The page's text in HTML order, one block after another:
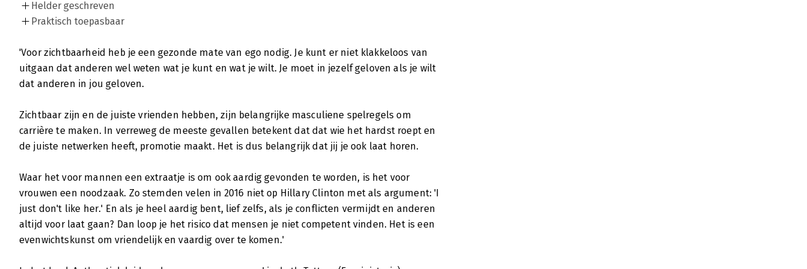
Helder geschreven
Praktisch toepasbaar
'Voor zichtbaarheid heb je een gezonde mate van ego nodig. Je kunt er niet klakkeloos van
uitgaan dat anderen wel weten wat je kunt en wat je wilt. Je moet in jezelf geloven als je wilt
dat anderen in jou geloven.
Zichtbaar zijn en de juiste vrienden hebben, zijn belangrijke masculiene spelregels om
carrière te maken. In verreweg de meeste gevallen betekent dat dat wie het hardst roept en
de juiste netwerken heeft, promotie maakt. Het is dus belangrijk dat jij je ook laat horen.
Waar het voor mannen een extraatje is om ook aardig gevonden te worden, is het voor
vrouwen een noodzaak. Zo stemden velen in 2016 niet op Hillary Clinton met als argument: 'I
just don't like her.' En als je heel aardig bent, lief zelfs, als je conflicten vermijdt en anderen
altijd voor laat gaan? Dan loop je het risico dat mensen je niet competent vinden. Het is een
evenwichtskunst om vriendelijk en vaardig over te komen.'